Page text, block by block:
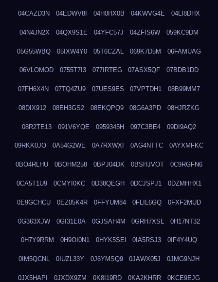
04CAZD3N 04EDWV8I 04H0HX0B 04KWVG4E 04LI8DHX
04N4JN2X 04QX9S1E 04YFC57J 04ZFIS6W 059KC9DM
05G55WBQ 05IXW4Y0 05T6CZAL 069K7D5M 06FAMUAG
06VLOMOD 0755T7I3 077IRTEG 07ASX5QF 07BDB1DD
07FH6X4N 07TQ4ZU9 07UES9ES 07VPTDH1 08B99MM7
08DIX912 08EH3GS2 08EKQPQ9 08G6A3PD 08HJRZKG
08R2TE13 091V6YQE 0959345H 097C3BE4 09DI9AQ2
09RKK0JO 0A54G2WE 0A7RXWXI 0AG4NTTC 0AYXMFKC
0BO4RLHU 0BOHM258 0BPJ04DK 0BSHJVOT 0C9RGFN6
0CA5T1U9 0CMYI0KC 0D38QEGH 0DCJSPJ1 0DZMHHX1
0E9GCHCU 0EZ05K4R 0FFYUM84 0FLIL6GQ 0FXF2MUD
0G363XJW 0GI31E0A 0GJSAH4M 0GRH7XSL 0H17NT32
0H7Y9RRM 0H9OI0N1 0HYK5SEI 0IA5RSJ3 0IF4Y4UQ
0IM5QCNL 0IUZL33Y 0J6YMSQ9 0JAWX05J 0JMG9NJH
0JX5HAPI 0JXDX9ZM 0K8I19RD 0KA2KHRR 0KCE9EJG